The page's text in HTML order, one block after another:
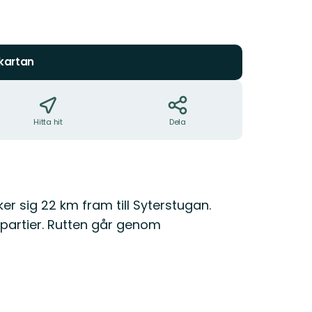
Hitta hit Dela
sig 22 km fram till Syterstugan.
Rutten går genom